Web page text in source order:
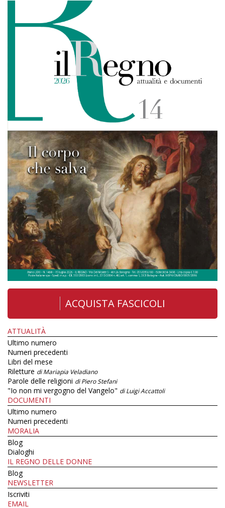
ACQUISTA FASCICOLI
ATTUALITÀ
Ultimo numero
Numeri precedenti
Libri del mese
Riletture di Mariapia Veladiano
Parole delle religioni di Piero Stefani
"Io non mi vergogno del Vangelo" di Luigi Accattoli
DOCUMENTI
Ultimo numero
Numeri precedenti
MORALIA
Blog
Dialoghi
IL REGNO DELLE DONNE
Blog
NEWSLETTER
Iscriviti
EMAIL